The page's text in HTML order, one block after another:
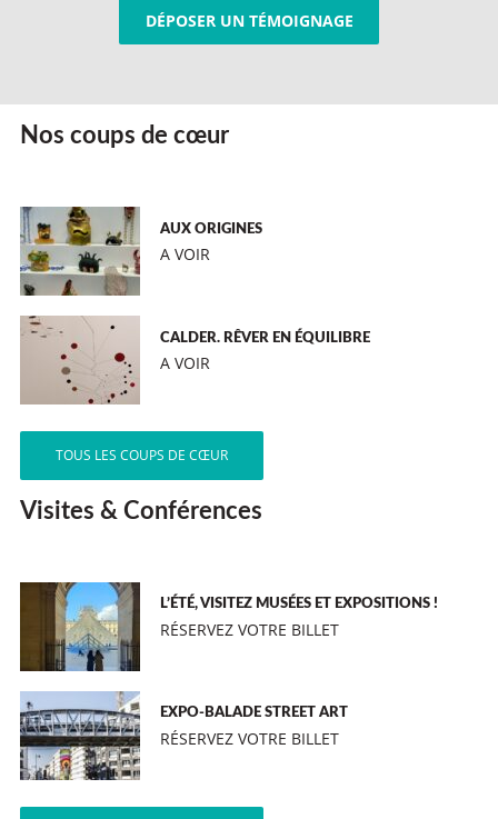
DÉPOSER UN TÉMOIGNAGE
Nos coups de cœur
AUX ORIGINES
A VOIR
CALDER. RÊVER EN ÉQUILIBRE
A VOIR
TOUS LES COUPS DE CŒUR
Visites & Conférences
L’ÉTÉ, VISITEZ MUSÉES ET EXPOSITIONS !
RÉSERVEZ VOTRE BILLET
EXPO-BALADE STREET ART
RÉSERVEZ VOTRE BILLET